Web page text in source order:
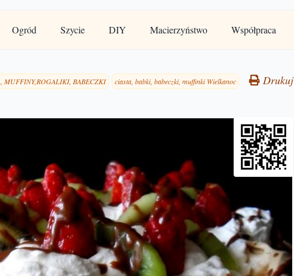
Ogród Szycie DIY Macierzyństwo Współpraca
MUFFINY,ROGALIKI, BABECZKI ciasta, babki, babeczki, muffinki Wielkanoc Drukuj